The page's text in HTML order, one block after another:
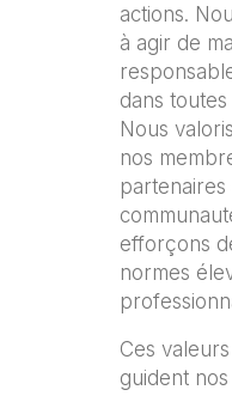
actions.
à agir de
dans
Nous
nos
efforçons
normes
Ces
guident